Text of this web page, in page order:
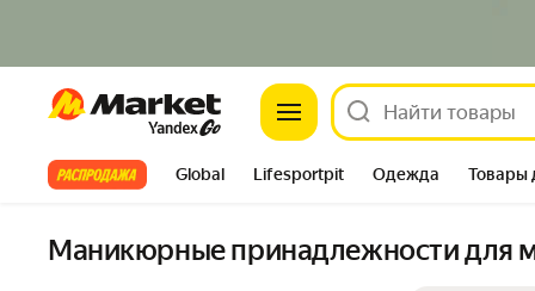
Market
Все хиты Global Lifesportpit Одежда Товары
Маникюрные принадлежности для